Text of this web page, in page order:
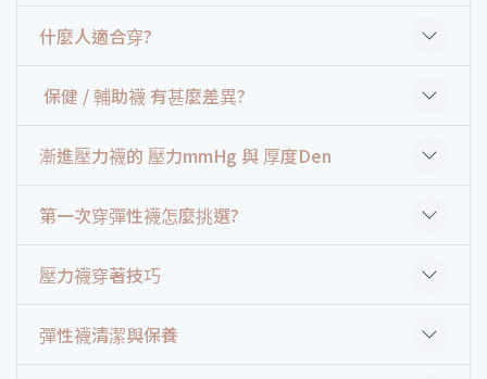
什麼人適合穿?
保健 / 輔助襪 有甚麼差異?
漸進壓力襪的 壓力mmHg 與 厚度Den
第一次穿彈性襪怎麼挑選?
壓力襪穿著技巧
彈性襪清潔與保養